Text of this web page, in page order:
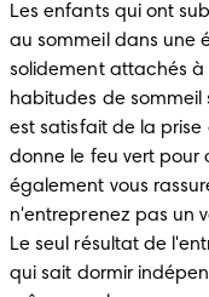
Les enfants qui ont
au sommeil dans une
solidement attachés
habitudes de sommeil
est satisfait de la
donne le feu vert pour
également vous
n'entreprenez pas un
Le seul résultat de
qui sait dormir